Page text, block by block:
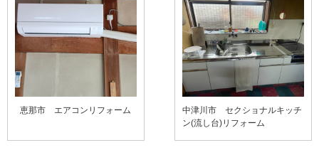
恵那市 エアコンリフォーム
中津川市 セクショナルキッチ
ン(流し台)リフォーム